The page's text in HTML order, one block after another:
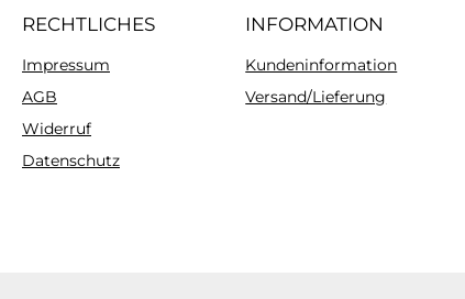
RECHTLICHES
Impressum
AGB
Widerruf
Datenschutz
INFORMATION
Kundeninformation
Versand/Lieferung